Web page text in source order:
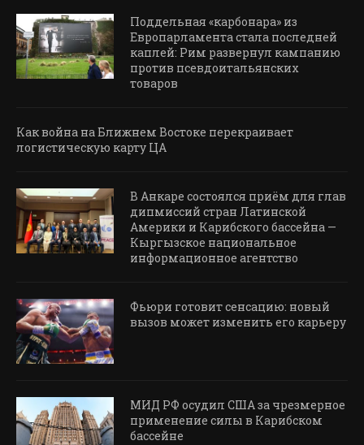
Поддельная «карбонара» из
Европарламента стала последней
каплей: Рим развернул кампанию
против псевдоитальянских
товаров
Как война на Ближнем Востоке перекраивает
логистическую карту ЦА
В Анкаре состоялся приём для глав
дипмиссий стран Латинской
Америки и Карибского бассейна —
Кыргызское национальное
информационное агентство
Фьюри готовит сенсацию: новый
вызов может изменить его карьеру
МИД РФ осудил США за чрезмерное
применение силы в Карибском
бассейне